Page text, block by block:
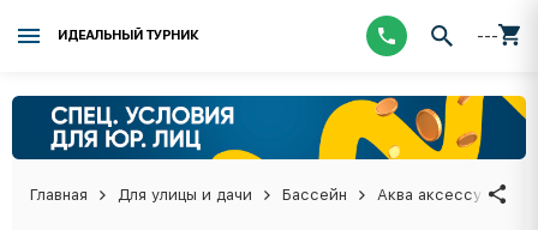
ИДЕАЛЬНЫЙ ТУРНИК ---
Главная Для улицы и дачи Бассейн Аква аксессуары